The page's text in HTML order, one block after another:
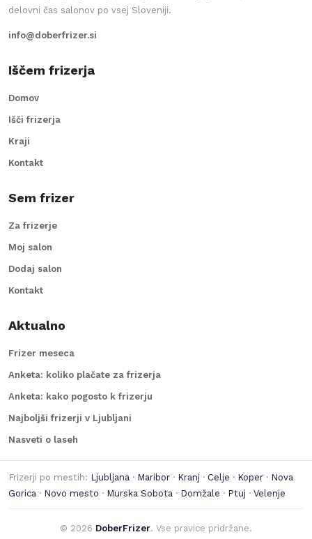
delovni čas salonov po vsej Sloveniji.
info@doberfrizer.si
Iščem frizerja
Domov
Išči frizerja
Kraji
Kontakt
Sem frizer
Za frizerje
Moj salon
Dodaj salon
Kontakt
Aktualno
Frizer meseca
Anketa: koliko plačate za frizerja
Anketa: kako pogosto k frizerju
Najboljši frizerji v Ljubljani
Nasveti o laseh
Frizerji po mestih: Ljubljana · Maribor · Kranj · Celje · Koper · Nova
Gorica · Novo mesto · Murska Sobota · Domžale · Ptuj · Velenje
© 2026 DoberFrizer. Vse pravice pridržane.